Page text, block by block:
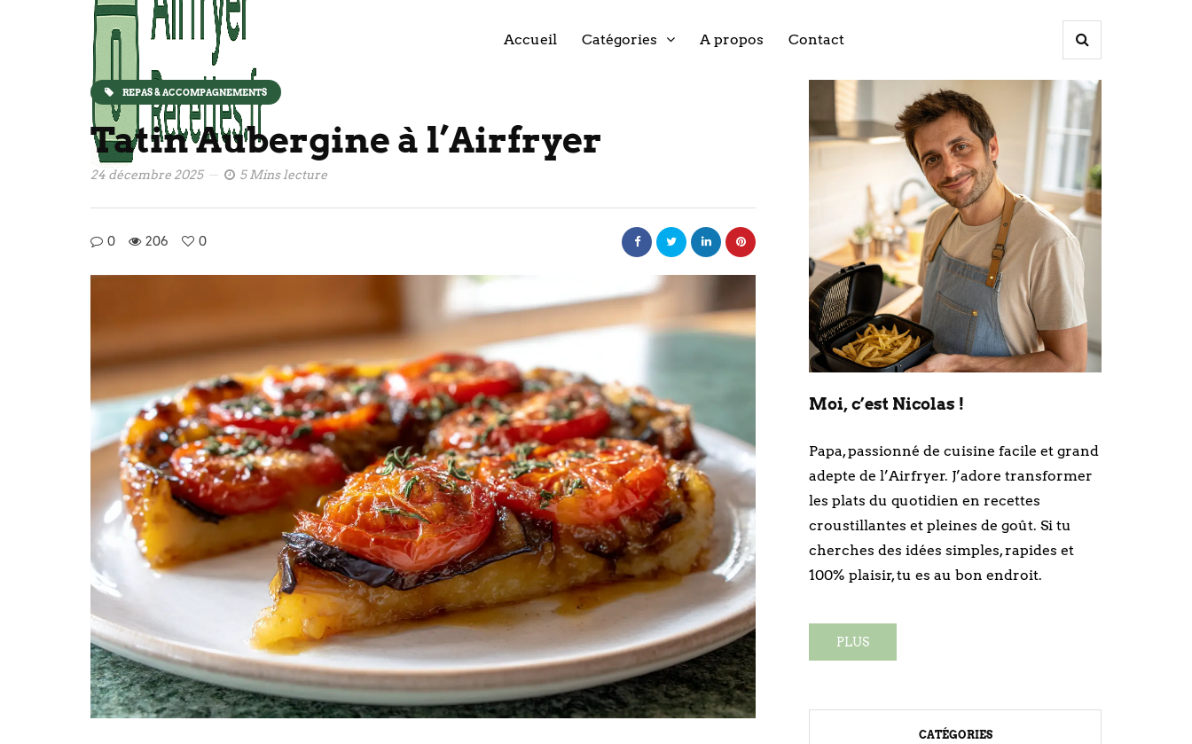
Accueil Catégories A propos Contact
REPAS & ACCOMPAGNEMENTS
Tatin Aubergine à l’Airfryer
24 décembre 2025 5 Mins lecture
0 206 0
Moi, c’est Nicolas !
Papa, passionné de cuisine facile et grand
adepte de l’Airfryer. J’adore transformer
les plats du quotidien en recettes
croustillantes et pleines de goût. Si tu
cherches des idées simples, rapides et
100% plaisir, tu es au bon endroit.
PLUS
CATÉGORIES